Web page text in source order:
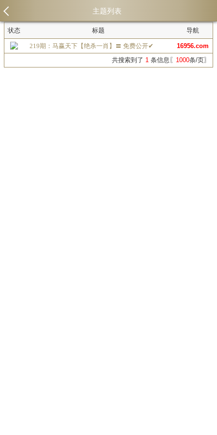
主题列表
状态 标题 导航
219期：马赢天下【绝杀一肖】〓 免费公开✔
16956.com
共搜索到了 1 条信息〖 1000条/页〗